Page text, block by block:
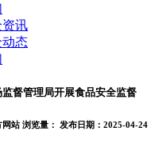
讯
态
督管理局开展食品安全监督
网站 浏览量： 发布日期：2025-04-24